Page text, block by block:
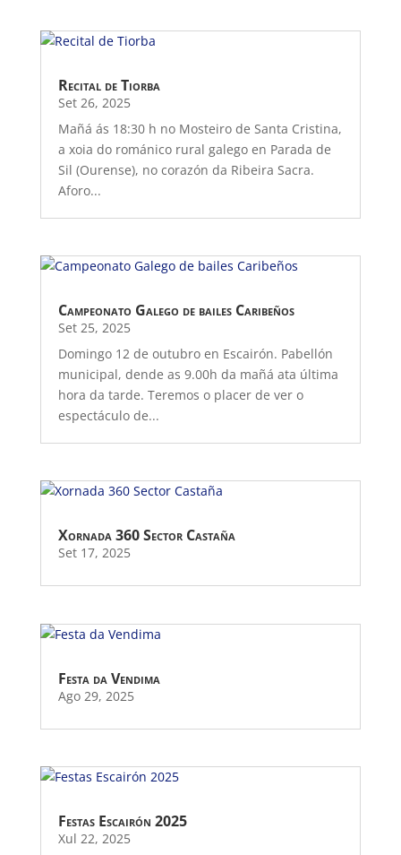
Recital de Tiorba
Set 26, 2025
Mañá ás 18:30 h no Mosteiro de Santa Cristina,
a xoia do románico rural galego en Parada de
Sil (Ourense), no corazón da Ribeira Sacra.
Aforo...
Campeonato Galego de bailes Caribeños
Set 25, 2025
Domingo 12 de outubro en Escairón. Pabellón
municipal, dende as 9.00h da mañá ata última
hora da tarde. Teremos o placer de ver o
espectáculo de...
Xornada 360 Sector Castaña
Set 17, 2025
Festa da Vendima
Ago 29, 2025
Festas Escairón 2025
Xul 22, 2025